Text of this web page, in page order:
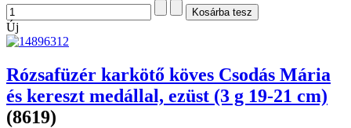
Új
Rózsafüzér karkötő köves Csodás Mária
és kereszt medállal, ezüst (3 g 19-21 cm)
(8619)